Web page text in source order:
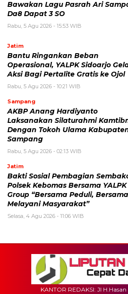
Bawakan Lagu Pasrah Ari
Da8 Dapat 3 SO
Rabu, 5 Agu 2026 - 15:53 WIB
Jatim
Bantu Ringankan Beban
Operasional, YALPK Sidoarjo
Aksi Bagi Pertalite Gratis ke Ojol
Rabu, 5 Agu 2026 - 10:21 WIB
Sampang
AKBP Anang Hardiyanto
Laksanakan Silaturahmi
Dengan Tokoh Ulama
Sampang
Rabu, 5 Agu 2026 - 02:13 WIB
Jatim
Bakti Sosial Pembagian
Polsek Kebomas Bersama YALPK
Group “Bersama Peduli, Bersama
Melayani Masyarakat”
Selasa, 4 Agu 2026 - 11:06 WIB
KANTOR REDAKSI: Jl